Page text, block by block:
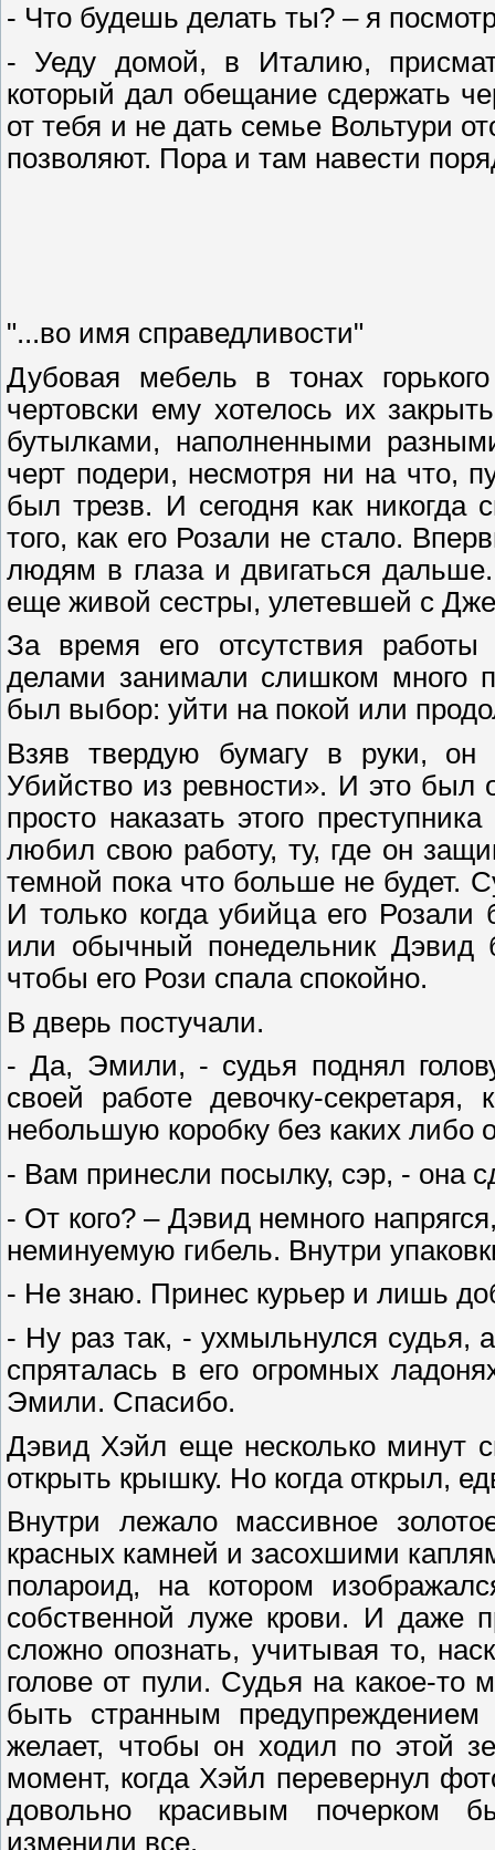
- Что будешь делать ты? – я
- Уеду домой, в Италию,
который дал обещание сдержать
от тебя и не дать семье Вольтури
позволяют. Пора и там навести
"...во имя справедливости"
Дубовая мебель в тонах
чертовски ему хотелось их
бутылками, наполненными
черт подери, несмотря ни на что,
был трезв. И сегодня как
того, как его Розали не стало.
людям в глаза и двигаться
еще живой сестры, улетевшей с
За время его отсутствия
делами занимали слишком много
был выбор: уйти на покой или
Взяв твердую бумагу в руки, он
Убийство из ревности». И это был
просто наказать этого
любил свою работу, ту, где он
темной пока что больше не будет.
И только когда убийца его
или обычный понедельник Дэвид
чтобы его Рози спала спокойно.
В дверь постучали.
- Да, Эмили, - судья поднял
своей работе девочку-
небольшую коробку без каких либо
- Вам принесли посылку, сэр, - она
- От кого? – Дэвид немного
неминуемую гибель. Внутри
- Не знаю. Принес курьер и лишь
- Ну раз так, - ухмыльнулся судья,
спряталась в его огромных
Эмили. Спасибо.
Дэвид Хэйл еще несколько минут
открыть крышку. Но когда открыл,
Внутри лежало массивное
красных камней и засохшими
полароид, на котором
собственной луже крови. И даже
сложно опознать, учитывая то,
голове от пули. Судья на какое-то
быть странным
желает, чтобы он ходил по этой
момент, когда Хэйл перевернул
довольно красивым почерком
изменили все.